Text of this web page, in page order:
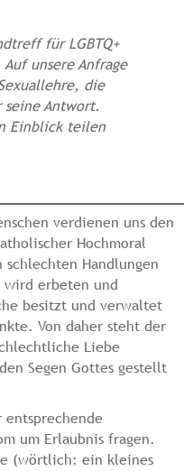
für LGBTQ+
unsere Anfrage
die
Antwort.
Einblick teilen
verdienen uns den
Hochmoral
Handlungen
wird erbeten und
besitzt und verwaltet
Von daher steht der
Liebe
Segen Gottes gestellt
entsprechende
um Erlaubnis fragen.
(wörtlich: ein kleines